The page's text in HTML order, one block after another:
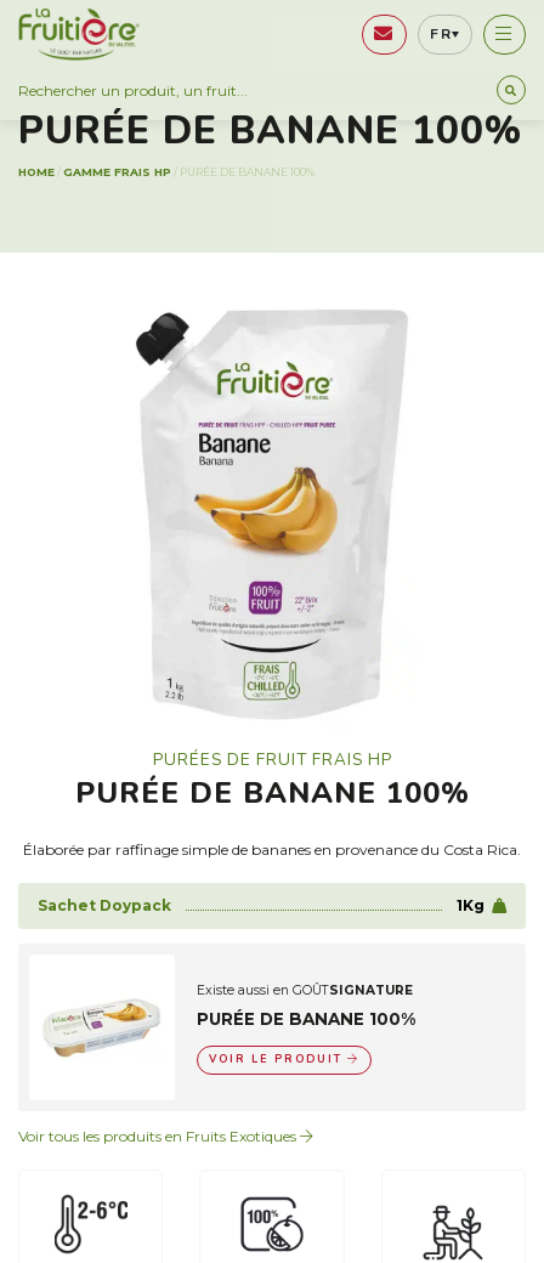
FR
GAMME FRAIS HP
PURÉE DE BANANE 100%
HOME /GAMME FRAIS HP / PURÉE DE BANANE 100%
PURÉES DE FRUIT FRAIS HP
PURÉE DE BANANE 100%
Élaborée par raffinage simple de bananes en provenance du Costa Rica.
Sachet Doypack 1Kg
Existe aussi en GOÛTSIGNATURE
PURÉE DE BANANE 100%
VOIR LE PRODUIT
Voir tous les produits en Fruits Exotiques